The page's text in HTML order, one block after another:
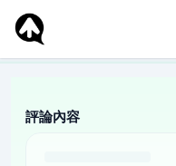
評論內容